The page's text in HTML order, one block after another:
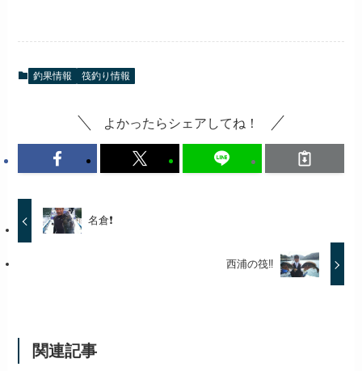
釣果情報 筏釣り情報
よかったらシェアしてね！
名倉❗️
西浦の筏‼️
関連記事